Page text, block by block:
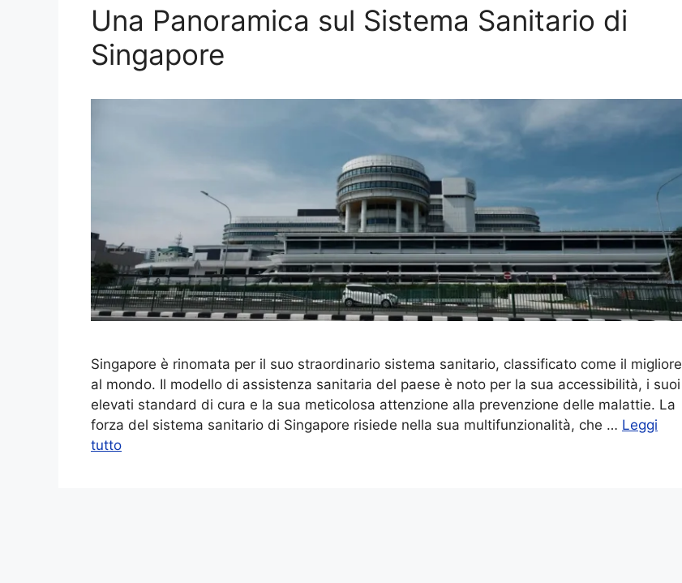
Una Panoramica sul Sistema Sanitario di
Singapore
Singapore è rinomata per il suo straordinario sistema sanitario, classificato come il migliore
al mondo. Il modello di assistenza sanitaria del paese è noto per la sua accessibilità, i suoi
elevati standard di cura e la sua meticolosa attenzione alla prevenzione delle malattie. La
forza del sistema sanitario di Singapore risiede nella sua multifunzionalità, che … Leggi
tutto